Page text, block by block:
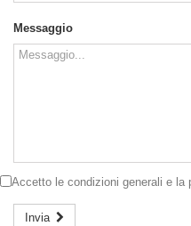
Messaggio
Accetto le condizioni generali e la
Invia